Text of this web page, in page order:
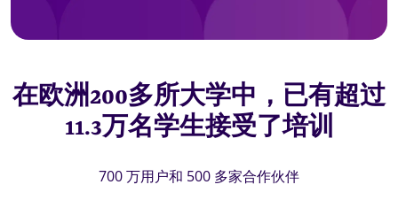
在欧洲200多所大学中，已有超过
11.3万名学生接受了培训
700 万用户和 500 多家合作伙伴